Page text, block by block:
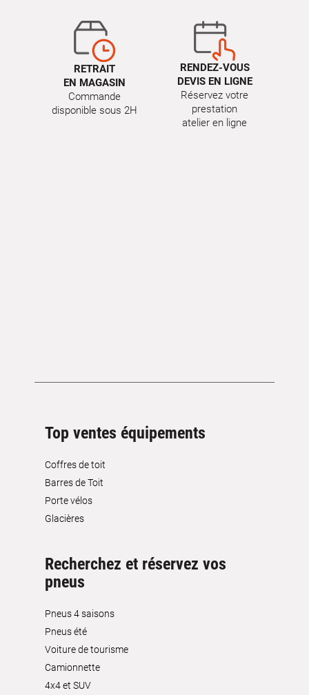
RETRAIT
EN MAGASIN
Commande
disponible sous 2H
RENDEZ-VOUS
DEVIS EN LIGNE
Réservez votre
prestation
atelier en ligne
Top ventes équipements
Coffres de toit
Barres de Toit
Porte vélos
Glacières
Recherchez et réservez vos
pneus
Pneus 4 saisons
Pneus été
Voiture de tourisme
Camionnette
4x4 et SUV